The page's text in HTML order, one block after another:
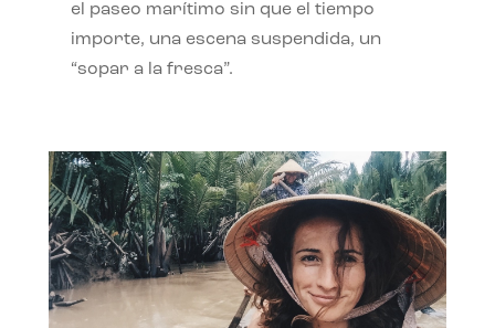
el paseo marítimo sin que el tiempo
importe, una escena suspendida, un
“sopar a la fresca”.